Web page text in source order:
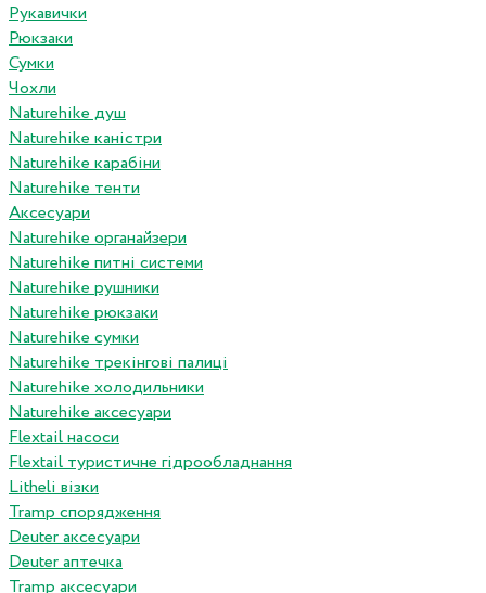
Рукавички
Рюкзаки
Сумки
Чохли
Naturehike душ
Naturehike каністри
Naturehike карабіни
Naturehike тенти
Аксесуари
Naturehike органайзери
Naturehike питні системи
Naturehike рушники
Naturehike рюкзаки
Naturehike сумки
Naturehike трекінгові палиці
Naturehike холодильники
Naturehike аксесуари
Flextail насоси
Flextail туристичне гідрообладнання
Litheli візки
Tramp спорядження
Deuter аксесуари
Deuter аптечка
Tramp аксесуари